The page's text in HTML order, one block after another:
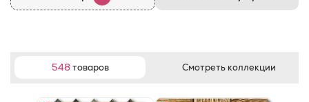
548 товаров Смотреть коллекции